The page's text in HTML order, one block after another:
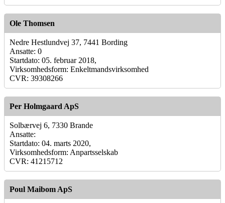
Ole Thomsen
Nedre Hestlundvej 37, 7441 Bording
Ansatte: 0
Startdato: 05. februar 2018,
Virksomhedsform: Enkeltmandsvirksomhed
CVR: 39308266
Per Holmgaard ApS
Solbærvej 6, 7330 Brande
Ansatte:
Startdato: 04. marts 2020,
Virksomhedsform: Anpartsselskab
CVR: 41215712
Poul Maibom ApS